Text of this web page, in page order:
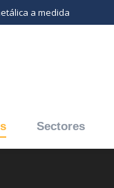
a medida
Sectores